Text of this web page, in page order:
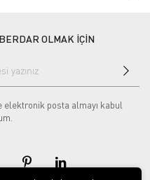
OLMAK İÇİN
elektronik posta almayı kabul